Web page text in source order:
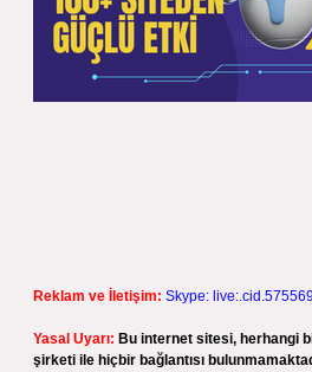
Reklam ve İletişim: Skype:
Yasal Uyarı: Bu internet sitesi, herhangi
şirketi ile hiçbir bağlantısı